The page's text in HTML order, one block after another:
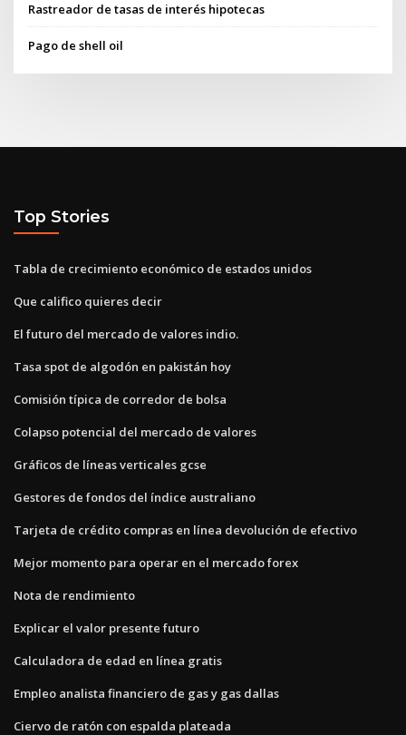
Rastreador de tasas de interés hipotecas
Pago de shell oil
Top Stories
Tabla de crecimiento económico de estados unidos
Que califico quieres decir
El futuro del mercado de valores indio.
Tasa spot de algodón en pakistán hoy
Comisión típica de corredor de bolsa
Colapso potencial del mercado de valores
Gráficos de líneas verticales gcse
Gestores de fondos del índice australiano
Tarjeta de crédito compras en línea devolución de efectivo
Mejor momento para operar en el mercado forex
Nota de rendimiento
Explicar el valor presente futuro
Calculadora de edad en línea gratis
Empleo analista financiero de gas y gas dallas
Ciervo de ratón con espalda plateada